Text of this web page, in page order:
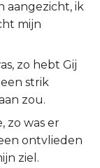
aangezicht, ik
mijn
zo hebt Gij
strik
zou.
zo was er
ontvlieden
ziel.